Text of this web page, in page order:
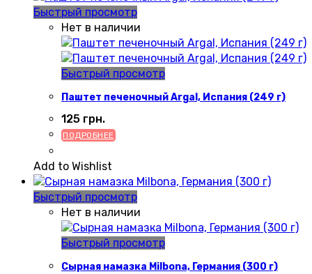
Быстрый просмотр
Нет в наличии
Быстрый просмотр
Паштет печеночный Argal, Испания (249 г)
125 грн.
ПОДРОБНЕЕ
Add to Wishlist
Быстрый просмотр
Нет в наличии
Быстрый просмотр
Сырная намазка Milbona, Германия (300 г)